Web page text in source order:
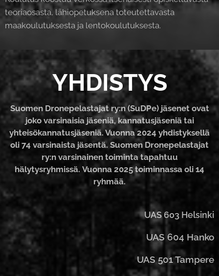
teoriaosasta, lähiopetuksena toteutettavasta
maakoulutuksesta ja lentokoulutuksesta.
YHDISTYS
Suomen Dronepelastajat ry:n (SuDPe) jäsenet ovat
joko varsinaisia jäseniä, kannatusjäseniä tai
yhteisökannatusjäseniä. Vuonna 2024 yhdistyksellä
oli 74 varsinaista jäsentä. Suomen Dronepelastajat
ry:n varsinainen toiminta tapahtuu
hälytysryhmissä. Vuonna 2025 toiminnassa oli 14
ryhmää.
UAS 603 Helsinki
UAS 604 Hanko
UAS 501 Tampere